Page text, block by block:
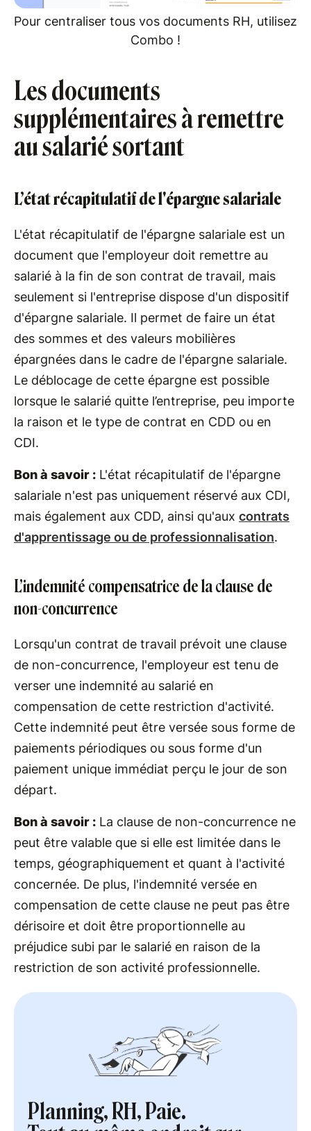
Pour centraliser tous vos documents RH, utilisez
Combo !
Les documents
supplémentaires à remettre
au salarié sortant
L’état récapitulatif de l'épargne salariale
L'état récapitulatif de l'épargne salariale est un
document que l'employeur doit remettre au
salarié à la fin de son contrat de travail, mais
seulement si l'entreprise dispose d'un dispositif
d'épargne salariale. Il permet de faire un état
des sommes et des valeurs mobilières
épargnées dans le cadre de l'épargne salariale.
Le déblocage de cette épargne est possible
lorsque le salarié quitte l’entreprise, peu importe
la raison et le type de contrat en CDD ou en
CDI.
Bon à savoir : L'état récapitulatif de l'épargne
salariale n'est pas uniquement réservé aux CDI,
mais également aux CDD, ainsi qu'aux contrats
d'apprentissage ou de professionnalisation.
L’indemnité compensatrice de la clause de
non-concurrence
Lorsqu'un contrat de travail prévoit une clause
de non-concurrence, l'employeur est tenu de
verser une indemnité au salarié en
compensation de cette restriction d'activité.
Cette indemnité peut être versée sous forme de
paiements périodiques ou sous forme d'un
paiement unique immédiat perçu le jour de son
départ.
Bon à savoir : La clause de non-concurrence ne
peut être valable que si elle est limitée dans le
temps, géographiquement et quant à l'activité
concernée. De plus, l'indemnité versée en
compensation de cette clause ne peut pas être
dérisoire et doit être proportionnelle au
préjudice subi par le salarié en raison de la
restriction de son activité professionnelle.
Planning, RH, Paie.